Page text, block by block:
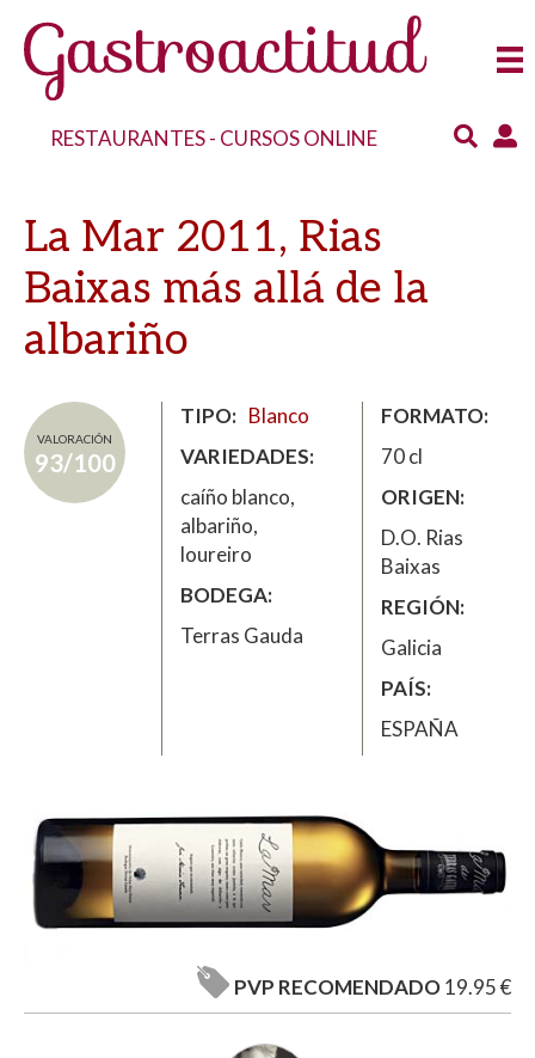
RESTAURANTES- CURSOS ONLINE
La Mar 2011, Rias
Baixas más allá de la
albariño
VALORACIÓN
93/100
TIPO
Blanco
VARIEDADES
caíño blanco,
albariño,
loureiro
BODEGA
Terras Gauda
FORMATO
70 cl
ORIGEN
D.O. Rias
Baixas
REGIÓN
Galicia
PAÍS
ESPAÑA
PVP RECOMENDADO19.95 €